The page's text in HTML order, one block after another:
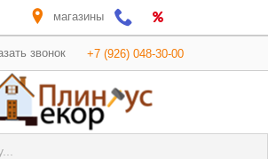
магазины
звонок +7 (926) 048-30-00